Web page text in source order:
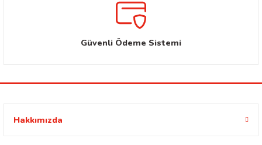
Güvenli Ödeme Sistemi
Hakkımızda